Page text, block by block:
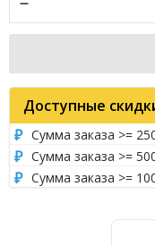
Доступные
Сумма заказа >=
Сумма заказа >=
Сумма заказа >=